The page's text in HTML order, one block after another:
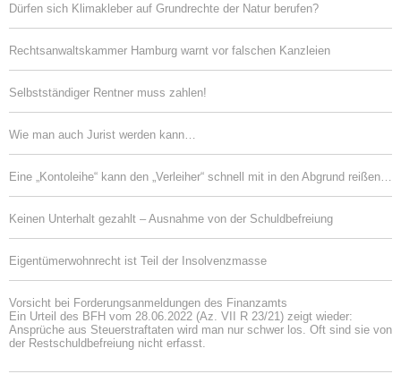
Dürfen sich Klimakleber auf Grundrechte der Natur berufen?
Rechtsanwaltskammer Hamburg warnt vor falschen Kanzleien
Selbstständiger Rentner muss zahlen!
Wie man auch Jurist werden kann…
Eine „Kontoleihe“ kann den „Verleiher“ schnell mit in den Abgrund reißen…
Keinen Unterhalt gezahlt – Ausnahme von der Schuldbefreiung
Eigentümerwohnrecht ist Teil der Insolvenzmasse
Vorsicht bei Forderungsanmeldungen des Finanzamts
Ein Urteil des BFH vom 28.06.2022 (Az. VII R 23/21) zeigt wieder:
Ansprüche aus Steuerstraftaten wird man nur schwer los. Oft sind sie von
der Restschuldbefreiung nicht erfasst.